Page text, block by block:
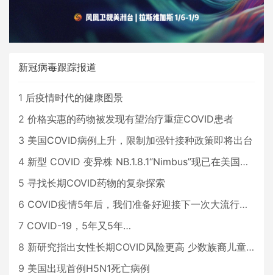
新冠病毒跟踪报道
1 后疫情时代的健康图景
2 价格实惠的药物被发现有望治疗重症COVID患者
3 美国COVID病例上升，限制加强针接种政策即将出台
4 新型 COVID 变异株 NB.1.8.1“Nimbus”现已在美国占据主导地位
5 寻找长期COVID药物的复杂探索
6 COVID疫情5年后，我们准备好迎接下一次大流行了吗？
7 COVID-19，5年又5年…
8 新研究指出女性长期COVID风险更高 少数族裔儿童存在差异
9 美国出现首例H5N1死亡病例